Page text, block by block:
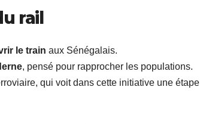
rail
le train aux Sénégalais.
, pensé pour rapprocher les populations.
qui voit dans cette initiative une étape